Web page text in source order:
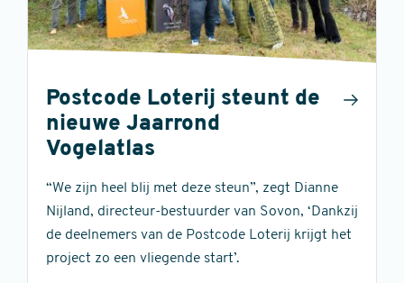
Postcode Loterij steunt de
nieuwe Jaarrond
Vogelatlas
“We zijn heel blij met deze steun”, zegt Dianne
Nijland, directeur-bestuurder van Sovon, ‘Dankzij
de deelnemers van de Postcode Loterij krijgt het
project zo een vliegende start’.